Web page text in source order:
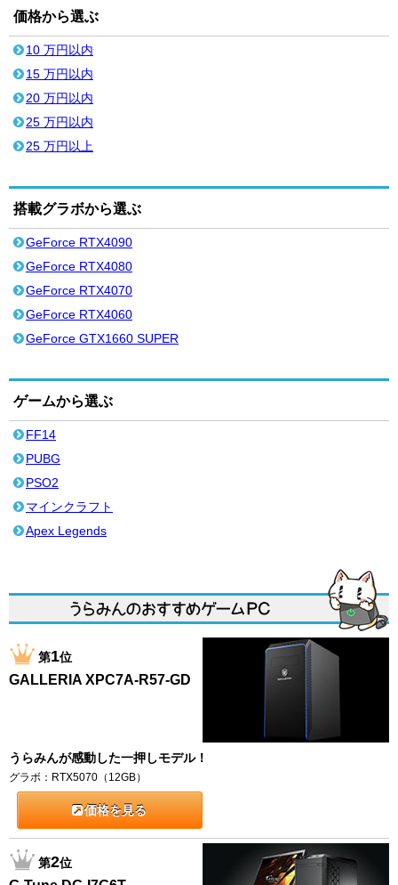
価格から選ぶ
10 万円以内
15 万円以内
20 万円以内
25 万円以内
25 万円以上
搭載グラボから選ぶ
GeForce RTX4090
GeForce RTX4080
GeForce RTX4070
GeForce RTX4060
GeForce GTX1660 SUPER
ゲームから選ぶ
FF14
PUBG
PSO2
マインクラフト
Apex Legends
第1位
GALLERIA XPC7A-R57-GD
うらみんが感動した一押しモデル！
グラボ：RTX5070（12GB）
価格を見る
第2位